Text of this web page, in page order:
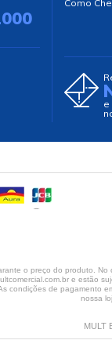
Como
e
o preço do produto.
e estão
condições de pagamento
nossa
MULT